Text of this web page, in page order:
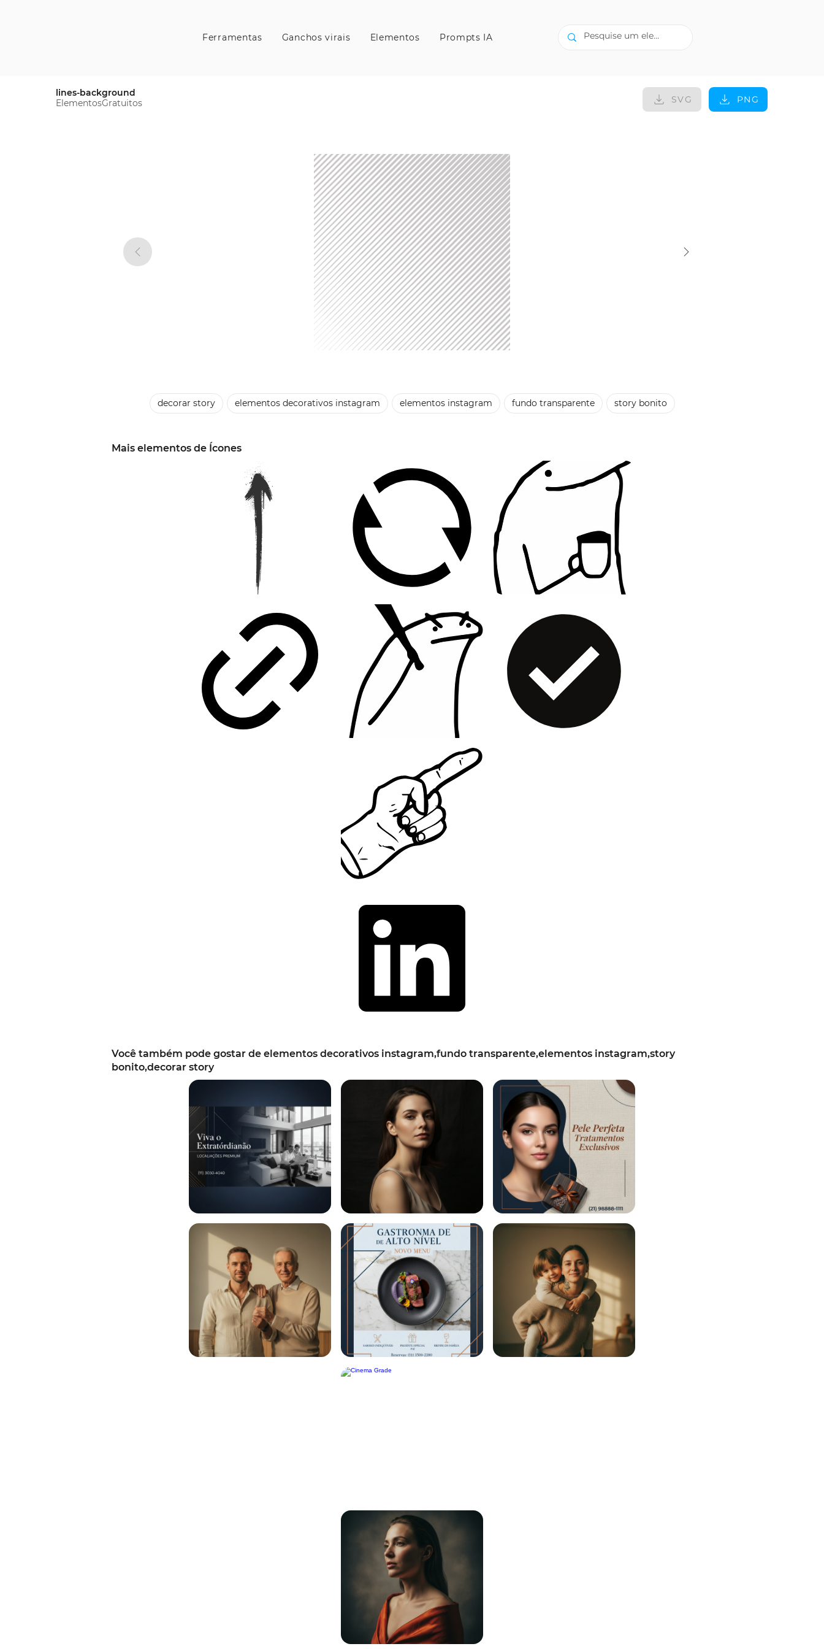
Ferramentas Ganchos virais Elementos Prompts IA
lines-background
ElementosGratuitos
SVG PNG
decorar story elementos decorativos instagram elementos instagram fundo transparente story bonito
Mais elementos de Ícones
Você também pode gostar de elementos decorativos instagram,fundo transparente,elementos instagram,story
bonito,decorar story